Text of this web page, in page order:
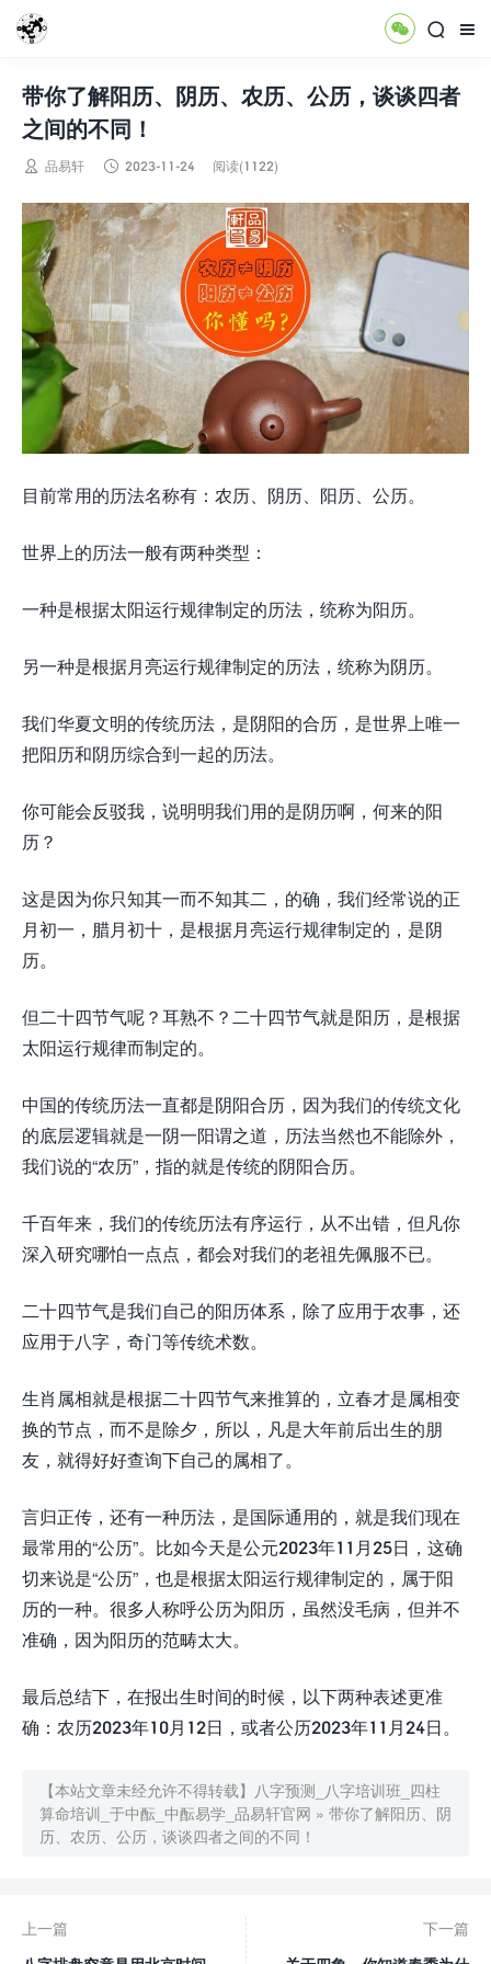



带你了解阳历、阴历、农历、公历，谈谈四者
之间的不同！
 品易轩  2023-11-24 阅读(1122)
目前常用的历法名称有：农历、阴历、阳历、公历。
世界上的历法一般有两种类型：
一种是根据太阳运行规律制定的历法，统称为阳历。
另一种是根据月亮运行规律制定的历法，统称为阴历。
我们华夏文明的传统历法，是阴阳的合历，是世界上唯一
把阳历和阴历综合到一起的历法。
你可能会反驳我，说明明我们用的是阴历啊，何来的阳
历？
这是因为你只知其一而不知其二，的确，我们经常说的正
月初一，腊月初十，是根据月亮运行规律制定的，是阴
历。
但二十四节气呢？耳熟不？二十四节气就是阳历，是根据
太阳运行规律而制定的。
中国的传统历法一直都是阴阳合历，因为我们的传统文化
的底层逻辑就是一阴一阳谓之道，历法当然也不能除外，
我们说的“农历”，指的就是传统的阴阳合历。
千百年来，我们的传统历法有序运行，从不出错，但凡你
深入研究哪怕一点点，都会对我们的老祖先佩服不已。
二十四节气是我们自己的阳历体系，除了应用于农事，还
应用于八字，奇门等传统术数。
生肖属相就是根据二十四节气来推算的，立春才是属相变
换的节点，而不是除夕，所以，凡是大年前后出生的朋
友，就得好好查询下自己的属相了。
言归正传，还有一种历法，是国际通用的，就是我们现在
最常用的“公历”。比如今天是公元2023年11月25日，这确
切来说是“公历”，也是根据太阳运行规律制定的，属于阳
历的一种。很多人称呼公历为阳历，虽然没毛病，但并不
准确，因为阳历的范畴太大。
最后总结下，在报出生时间的时候，以下两种表述更准
确：农历2023年10月12日，或者公历2023年11月24日。
【本站文章未经允许不得转载】
八字预测_八字培训班_四柱
算命培训_于中酝_中酝易学_品易轩官网 » 带你了解阳历、阴
历、农历、公历，谈谈四者之间的不同！
上一篇
下一篇